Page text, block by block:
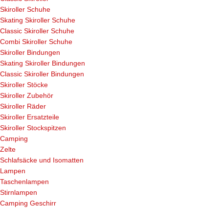
Skiroller Schuhe
Skating Skiroller Schuhe
Classic Skiroller Schuhe
Combi Skiroller Schuhe
Skiroller Bindungen
Skating Skiroller Bindungen
Classic Skiroller Bindungen
Skiroller Stöcke
Skiroller Zubehör
Skiroller Räder
Skiroller Ersatzteile
Skiroller Stockspitzen
Camping
Zelte
Schlafsäcke und Isomatten
Lampen
Taschenlampen
Stirnlampen
Camping Geschirr